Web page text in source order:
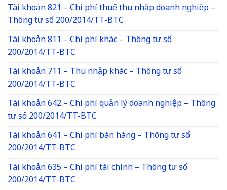
Tài khoản 821 – Chi phí thuế thu nhập doanh nghiệp –
Thông tư số 200/2014/TT-BTC
Tài khoản 811 – Chi phí khác – Thông tư số
200/2014/TT-BTC
Tài khoản 711 – Thu nhập khác – Thông tư số
200/2014/TT-BTC
Tài khoản 642 – Chi phí quản lý doanh nghiệp – Thông
tư số 200/2014/TT-BTC
Tài khoản 641 – Chi phí bán hàng – Thông tư số
200/2014/TT-BTC
Tài khoản 635 – Chi phí tài chính – Thông tư số
200/2014/TT-BTC